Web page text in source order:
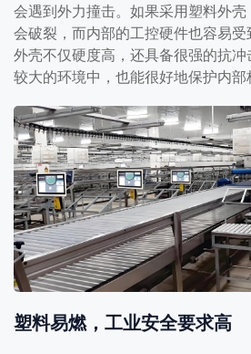
会遇到外力撞击。如果采用塑料外
会破裂，而内部的工控硬件也容易
外壳不仅硬度高，还具备很强的抗
较大的环境中，也能很好地保护内部
塑料易燃，工业安全要求高